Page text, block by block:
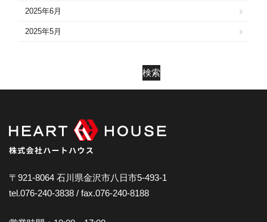
2025年6月
2025年5月
2025年2月
2024年12月
2024年11月
2024年10月
2024年9月
検索
〒921-8064 石川県金沢市八日市5-493-1
tel.076-240-3838 / fax.076-240-8188